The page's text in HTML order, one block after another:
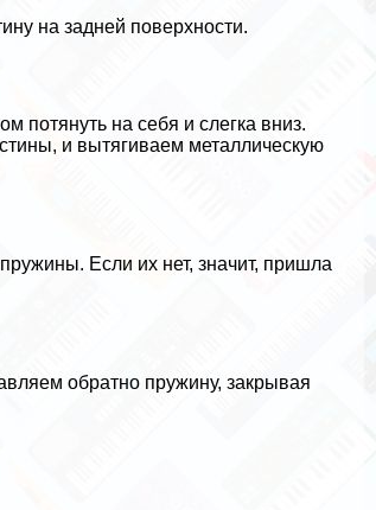
на задней поверхности.
потянуть на себя и слегка вниз.
и вытягиваем металлическую
Если их нет, значит, пришла
обратно пружину, закрывая